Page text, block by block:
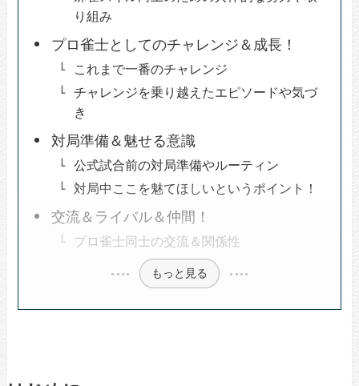
り組み
プロ雀士としてのチャレンジ＆成長！
これまで一番のチャレンジ
チャレンジを乗り越えたエピソードや気づ
き
対局準備＆魅せる意識
公式試合前の対局準備やルーティン
対局中ここを魅てほしいというポイント！
交流＆ライバル＆仲間！
プロ雀士同士の交流＆関係性
もっと見る